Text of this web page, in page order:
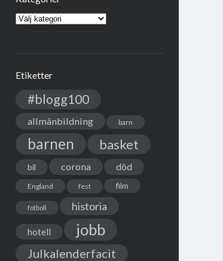
Kategorier
Etiketter
#blogg100
allmänbildning barn
barnen basket
bil corona död
England fest film
fotboll historia
hotell jobb
Julkalenderfacit